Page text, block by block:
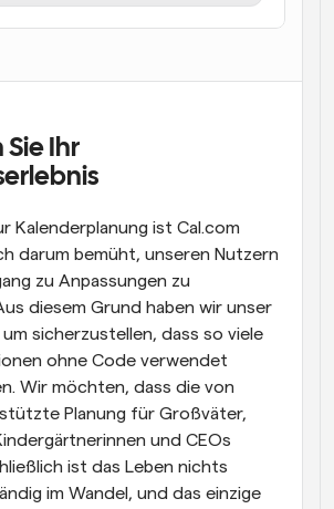
Planung mit KI-gestützten Anrufen
Updates.
Gruppenlinks
Benachrichtigung, wenn etwas
Ihr
Kalenderplanung ist Cal.com
darum bemüht, unseren Nutzern
zu Anpassungen zu
diesem Grund haben wir unser
sicherzustellen, dass so viele
ohne Code verwendet
Wir möchten, dass die von
Planung für Großväter,
und CEOs
ist das Leben nichts
im Wandel, und das einzige